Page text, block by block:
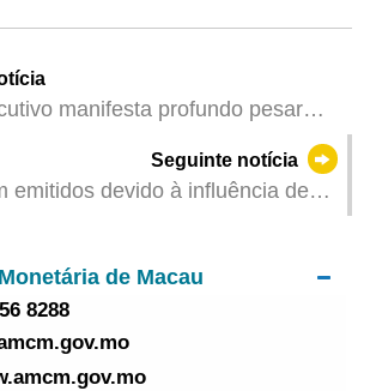
manifesta profundo pesar
Seguinte notícia
emitidos devido à influência de
de Macau
8288